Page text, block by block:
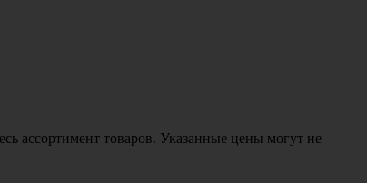
ассортимент товаров. Указанные цены могут не